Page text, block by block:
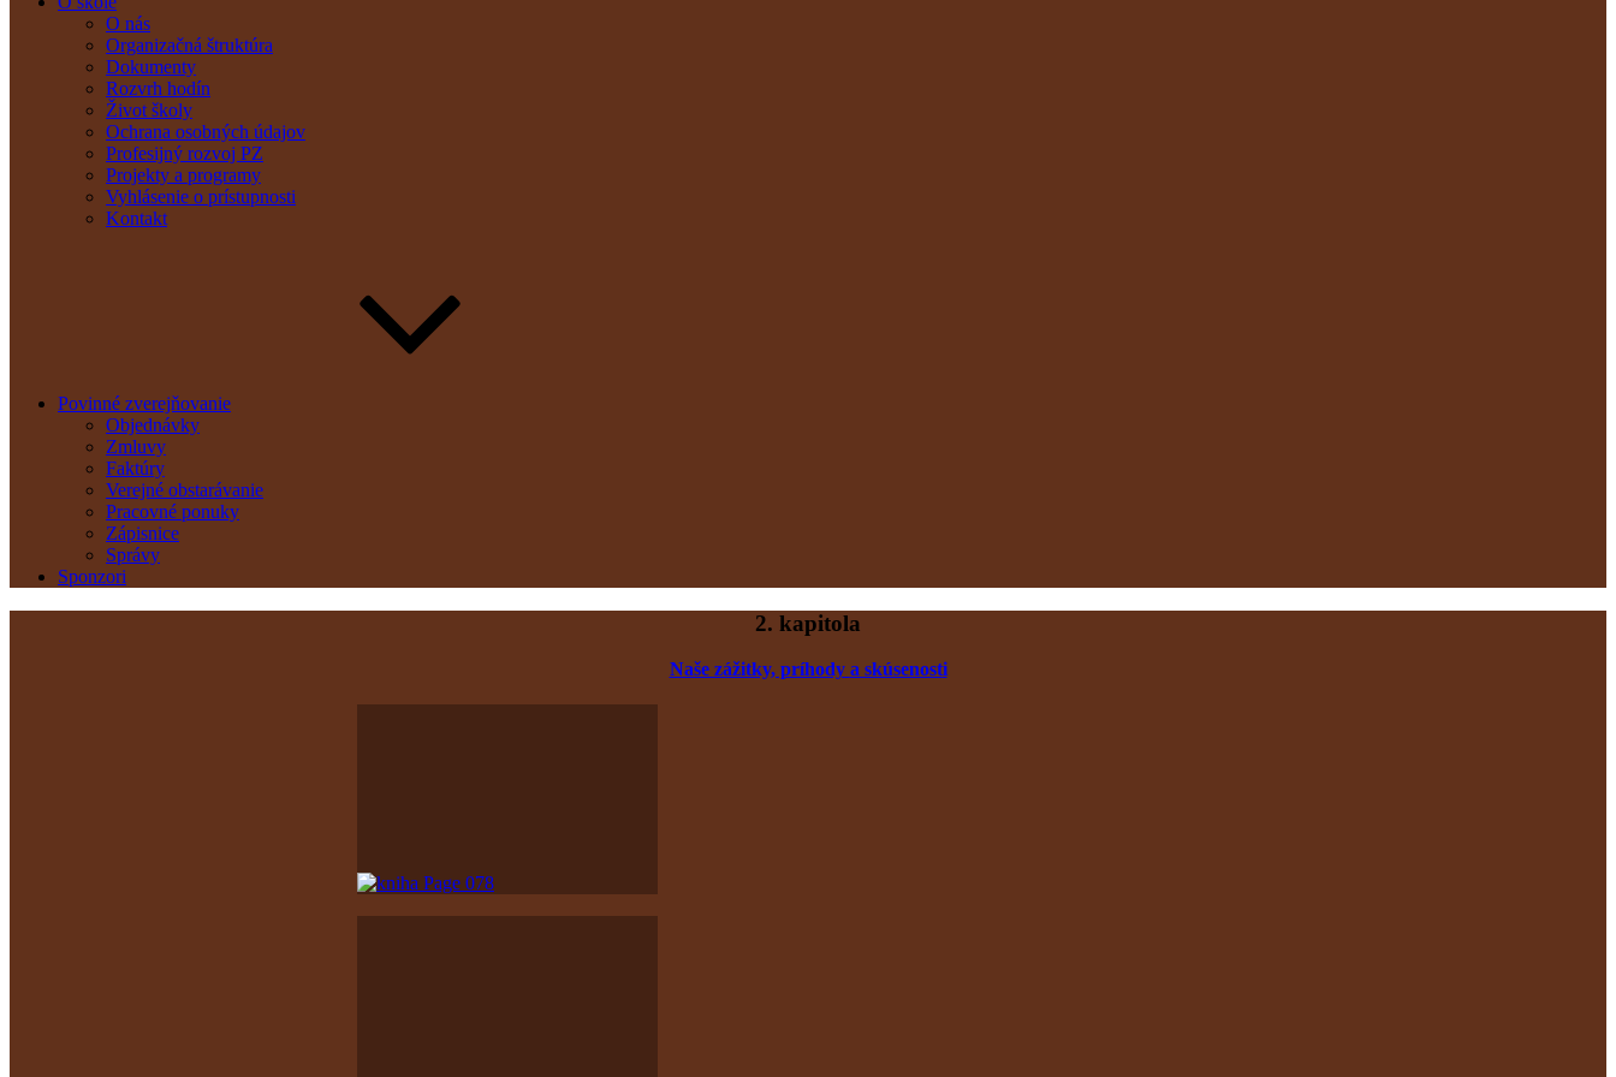
O nás
Organizačná štruktúra
Dokumenty
Rozvrh hodín
Život školy
Ochrana osobných údajov
Profesijný rozvoj PZ
Projekty a programy
Vyhlásenie o prístupnosti
Kontakt
Povinné zverejňovanie
Objednávky
Zmluvy
Faktúry
Verejné obstarávanie
Pracovné ponuky
Zápisnice
Správy
Sponzori
2. kapitola
Naše zážitky, príhody a skúsenosti